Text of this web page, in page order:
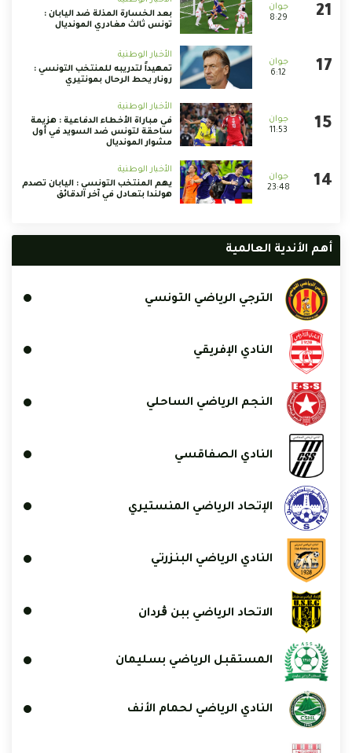
8:29
بعد الخسارة المذلة ضد اليابان :
تونس ثالث مغادري المونديال
6:12
الأخبار الوطنية
تمهيداً لتدريبه للمنتخب التونسي :
رونار يحط الرحال بمونتيري
11:53
الأخبار الوطنية
في مباراة الأخطاء الدفاعية : هزيمة
ساحقة لتونس ضد السويد في أول
مشوار المونديال
23:48
الأخبار الوطنية
يهم المنتخب التونسي : اليابان تصدم
هولندا بتعادل في آخر الدقائق
أهم الأندية العالمية
الترجي الرياضي التونسي
النادي الإفريقي
النجم الرياضي الساحلي
النادي الصفاقسي
الإتحاد الرياضي المنستيري
النادي الرياضي البنزرتي
الاتحاد الرياضي ببن ڨردان
المستقبل الرياضي بسليمان
النادي الرياضي لحمام الأنف